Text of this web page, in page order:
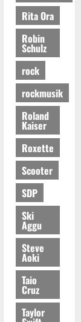
Rita Ora
Robin
Schulz
rock
rockmusik
Roland
Kaiser
Roxette
Scooter
SDP
Ski
Aggu
Steve
Aoki
Taio
Cruz
Taylor